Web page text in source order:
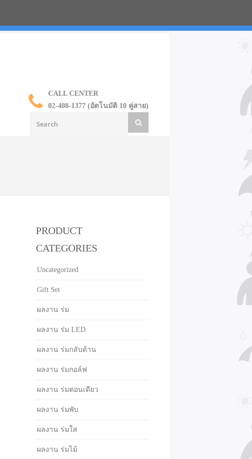
CALL CENTER
02-408-1377 (อัตโนมัติ 10 คู่สาย)
PRODUCT
CATEGORIES
Uncategorized
Gift Set
ผลงาน ร่ม
ผลงาน ร่ม LED
ผลงาน ร่มกลับด้าน
ผลงาน ร่มกอล์ฟ
ผลงาน ร่มตอนเดียว
ผลงาน ร่มพับ
ผลงาน ร่มใส
ผลงาน ร่มไม้
ด้าน ราคาส่ง